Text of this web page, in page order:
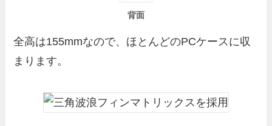
背面
全高は155mmなので、ほとんどのPCケースに収
まります。